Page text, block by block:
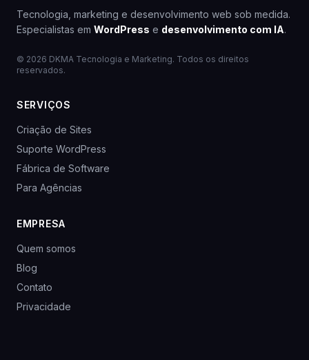
Tecnologia, marketing e desenvolvimento web sob medida.
Especialistas em WordPress e desenvolvimento com IA.
© 2026 DKMA Tecnologia e Marketing. Todos os direitos
reservados.
SERVIÇOS
Criação de Sites
Suporte WordPress
Fábrica de Software
Para Agências
EMPRESA
Quem somos
Blog
Contato
Privacidade